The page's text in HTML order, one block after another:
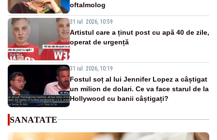
oftalmolog
31 iul. 2026, 10:59
Artistul care a ținut post cu apă 40 de zile,
operat de urgență
31 iul. 2026, 10:19
Fostul soț al lui Jennifer Lopez a câștigat
un milion de dolari. Ce va face starul de la
Hollywood cu banii câștigați?
SANATATE